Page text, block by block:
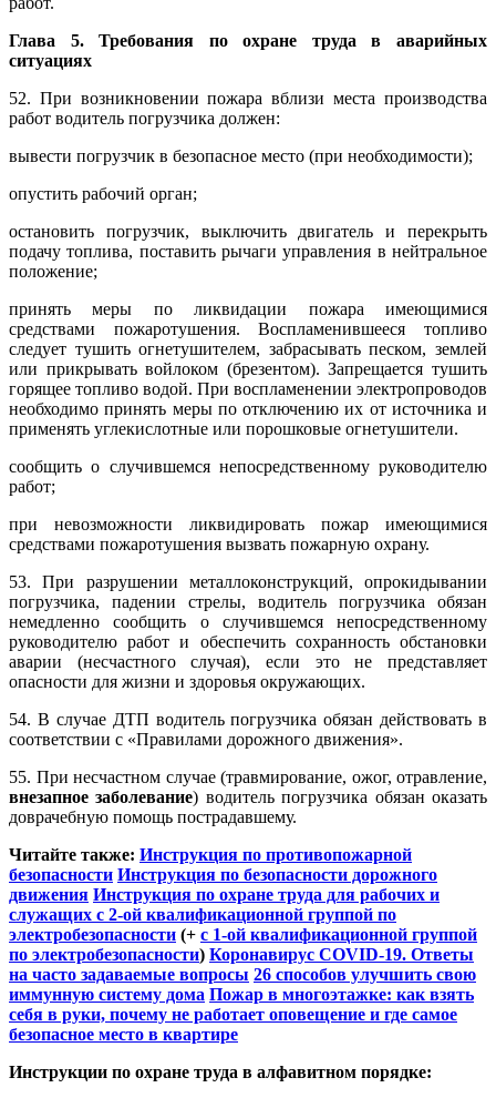
Глава 5. Требования по охране труда в аварийных
ситуациях
52. При возникновении пожара вблизи места производства
работ водитель погрузчика должен:
вывести погрузчик в безопасное место (при необходимости);
опустить рабочий орган;
остановить погрузчик, выключить двигатель и перекрыть
подачу топлива, поставить рычаги управления в нейтральное
положение;
принять меры по ликвидации пожара имеющимися
средствами пожаротушения. Воспламенившееся топливо
следует тушить огнетушителем, забрасывать песком, землей
или прикрывать войлоком (брезентом). Запрещается тушить
горящее топливо водой. При воспламенении электропроводов
необходимо принять меры по отключению их от источника и
применять углекислотные или порошковые огнетушители.
сообщить о случившемся непосредственному руководителю
работ;
при невозможности ликвидировать пожар имеющимися
средствами пожаротушения вызвать пожарную охрану.
53. При разрушении металлоконструкций, опрокидывании
погрузчика, падении стрелы, водитель погрузчика обязан
немедленно сообщить о случившемся непосредственному
руководителю работ и обеспечить сохранность обстановки
аварии (несчастного случая), если это не представляет
опасности для жизни и здоровья окружающих.
54. В случае ДТП водитель погрузчика обязан действовать в
соответствии с «Правилами дорожного движения».
55. При несчастном случае (травмирование, ожог, отравление,
внезапное заболевание) водитель погрузчика обязан оказать
доврачебную помощь пострадавшему.
Читайте также: Инструкция по противопожарной
безопасности Инструкция по безопасности дорожного
движения Инструкция по охране труда для рабочих и
служащих с 2-ой квалификационной группой по
электробезопасности (+ с 1-ой квалификационной группой
по электробезопасности) Коронавирус COVID-19. Ответы
на часто задаваемые вопросы 26 способов улучшить свою
иммунную систему дома Пожар в многоэтажке: как взять
себя в руки, почему не работает оповещение и где самое
безопасное место в квартире
Инструкции по охране труда в алфавитном порядке: